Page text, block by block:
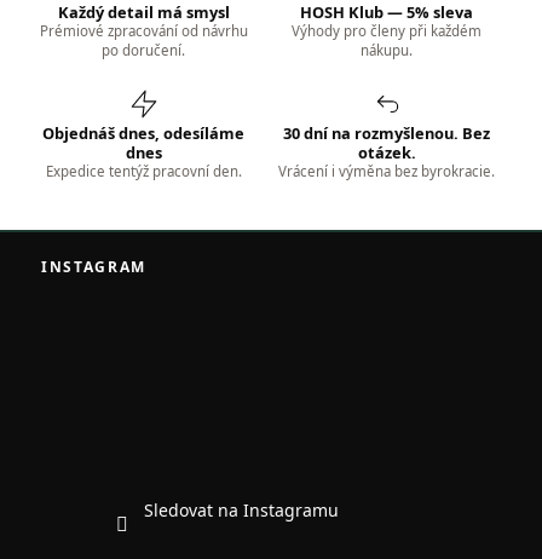
Každý detail má smysl
Prémiové zpracování od návrhu
po doručení.
HOSH Klub — 5% sleva
Výhody pro členy při každém
nákupu.
Objednáš dnes, odesíláme
dnes
Expedice tentýž pracovní den.
30 dní na rozmyšlenou. Bez
otázek.
Vrácení i výměna bez byrokracie.
INSTAGRAM
Sledovat na Instagramu